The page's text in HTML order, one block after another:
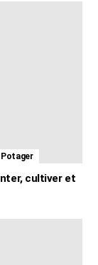
Potager
cultiver et